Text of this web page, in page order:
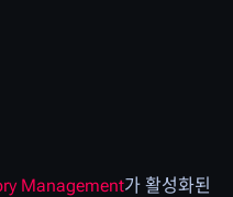
Management가 활성화된